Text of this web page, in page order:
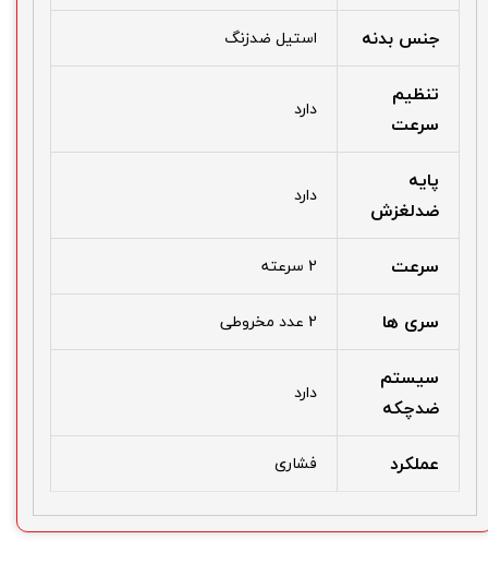
جنس بدنه استیل ضدزنگ
تنظیم
سرعت
دارد
پایه
ضدلغزش
دارد
سرعت 2 سرعته
سری ها 2 عدد مخروطی
سیستم
ضدچکه
دارد
عملکرد فشاری